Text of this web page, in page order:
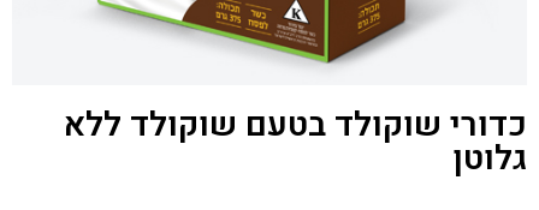
כדורי שוקולד בטעם שוקולד ללא
גלוטן